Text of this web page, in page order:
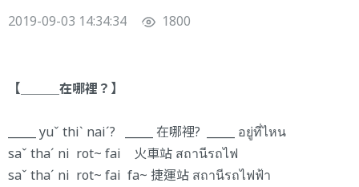
2019-09-03 14:34:34 1800
【＿＿＿在哪裡？】
_____ yuˇ thiˋ naiˊ? _____ 在哪裡? _____ อยู่ที่ไหน
saˇ thaˊ ni rot~ fai 火車站 สถานีรถไฟ
saˇ thaˊ ni rot~ fai fa~ 捷運站 สถานีรถไฟฟ้า